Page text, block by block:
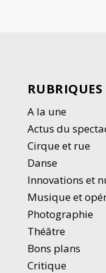
RUBRIQUES
A la une
Actus du
Cirque et rue
Danse
Innovations et
Musique et
Photographie
Théâtre
Bons plans
Critique